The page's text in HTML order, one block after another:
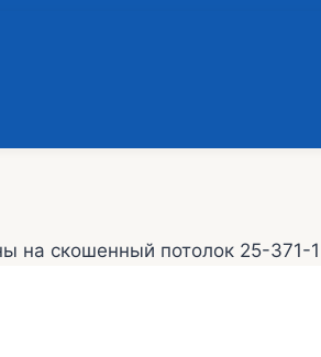
на скошенный потолок 25-371-1